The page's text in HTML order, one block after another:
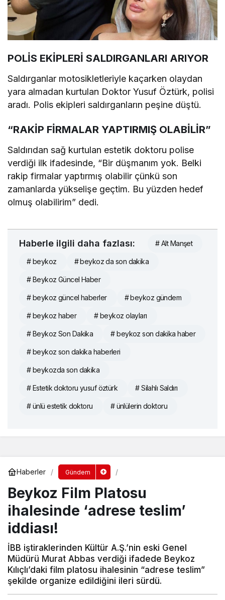
POLİS EKİPLERİ SALDIRGANLARI ARIYOR
Saldırganlar motosikletleriyle kaçarken olaydan
yara almadan kurtulan Doktor Yusuf Öztürk, polisi
aradı. Polis ekipleri saldırganların peşine düştü.
“RAKİP FİRMALAR YAPTIRMIŞ OLABİLİR”
Saldırıdan sağ kurtulan estetik doktoru polise
verdiği ilk ifadesinde, “Bir düşmanım yok. Belki
rakip firmalar yaptırmış olabilir çünkü son
zamanlarda yükselişe geçtim. Bu yüzden hedef
olmuş olabilirim” dedi.
Haberle ilgili daha fazlası: # Alt Manşet
# beykoz # beykoz da son dakika
# Beykoz Güncel Haber
# beykoz güncel haberler # beykoz gündem
# beykoz haber # beykoz olayları
# Beykoz Son Dakika # beykoz son dakika haber
# beykoz son dakika haberleri
# beykozda son dakika
# Estetik doktoru yusuf öztürk # Silahlı Saldırı
# ünlü estetik doktoru # ünlülerin doktoru
Haberler Gündem
Beykoz Film Platosu
ihalesinde ‘adrese teslim’
iddiası!
İBB iştiraklerinden Kültür A.Ş.’nin eski Genel
Müdürü Murat Abbas verdiği ifadede Beykoz
Kılıçlı’daki film platosu ihalesinin “adrese teslim”
şekilde organize edildiğini ileri sürdü.